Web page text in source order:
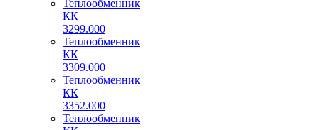
Теплообменник
КК
3299.000
Теплообменник
КК
3309.000
Теплообменник
КК
3352.000
Теплообменник